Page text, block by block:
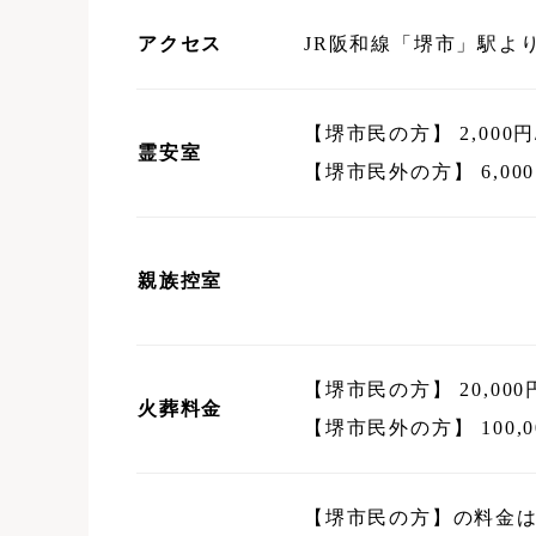
アクセス JR阪和線「堺市」駅よ
霊安室
【堺市民の方】 2,000
【堺市民外の方】
親族控室
火葬料金
【堺市民の方】 20,000
【堺市民外の方】
【堺市民の方】の料金